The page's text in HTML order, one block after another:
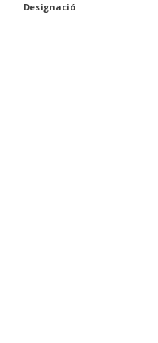
Designació